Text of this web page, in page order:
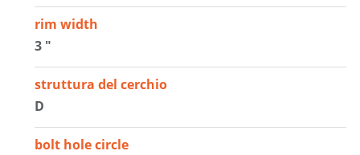
rim width
3 "
struttura del cerchio
D
bolt hole circle